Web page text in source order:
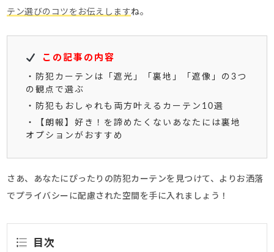
テン選びのコツをお伝えしますね。
この記事の内容
・防犯カーテンは「遮光」「裏地」「遮像」の3つ
の観点で選ぶ
・防犯もおしゃれも両方叶えるカーテン10選
・【朗報】好き！を諦めたくないあなたには裏地
オプションがおすすめ
さあ、あなたにぴったりの防犯カーテンを見つけて、よりお洒落
でプライバシーに配慮された空間を手に入れましょう！
目次